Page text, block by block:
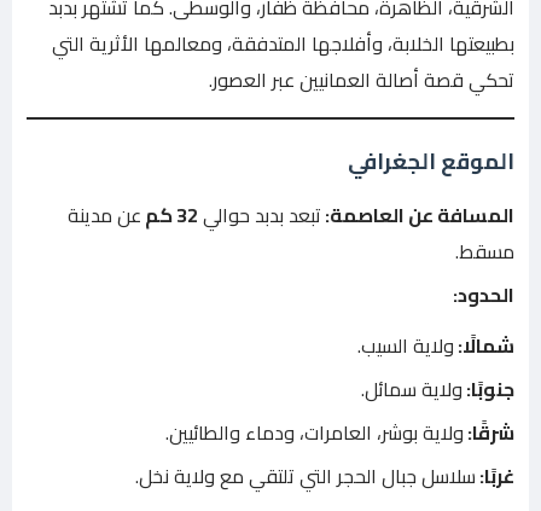
بطبيعتها الخلابة، وأفلاجها المتدفقة، ومعالمها الأثرية التي
تحكي قصة أصالة العمانيين عبر العصور.
الموقع الجغرافي
المسافة عن العاصمة:تبعد بدبد حوالي32 كم
عن مدينة
مسقط.
الحدود:
شمالًا:ولاية السيب.
جنوبًا:ولاية سمائل.
شرقًا:ولاية بوشر، العامرات، ودماء والطائيين.
غربًا:سلاسل جبال الحجر التي تلتقي مع ولاية نخل.